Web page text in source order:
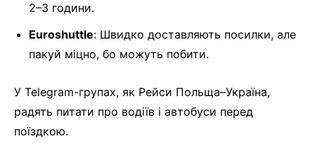
2–3 години.
Euroshuttle: Швидко доставляють посилки, але
пакуй міцно, бо можуть побити.
У Telegram-групах, як Рейси Польща–Україна,
радять питати про водіїв і автобуси перед
поїздкою.